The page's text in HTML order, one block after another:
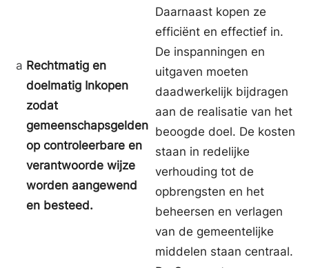
a Rechtmatig en
doelmatig Inkopen
zodat
gemeenschapsgelden
op controleerbare en
verantwoorde wijze
worden aangewend
en besteed.
Daarnaast kopen ze
efficiënt en effectief in.
De inspanningen en
uitgaven moeten
daadwerkelijk bijdragen
aan de realisatie van het
beoogde doel. De kosten
staan in redelijke
verhouding tot de
opbrengsten en het
beheersen en verlagen
van de gemeentelijke
middelen staan centraal.